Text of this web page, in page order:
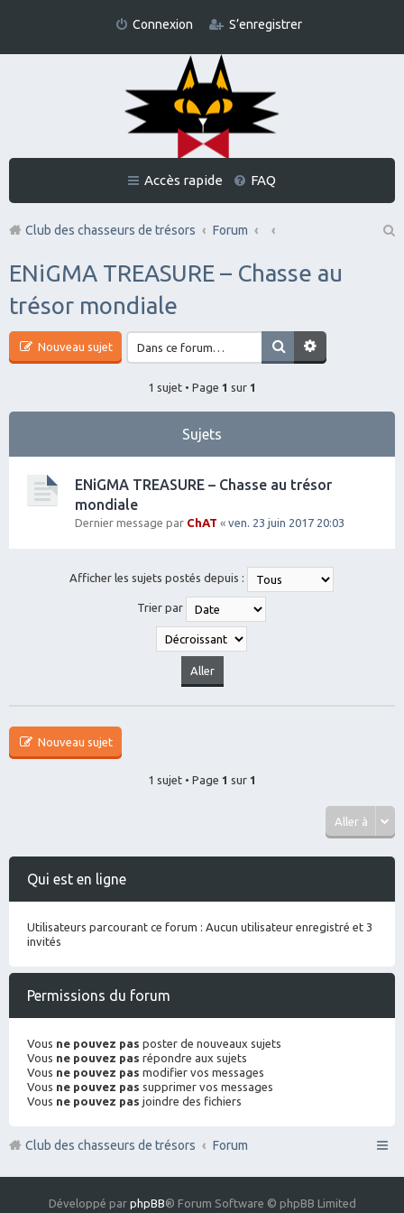
Connexion S’enregistrer
Accès rapide FAQ
Club des chasseurs de trésors
Forum
ENiGMA TREASURE – Chasse au
trésor mondiale
Nouveau sujet
1 sujet • Page 1 sur 1
Sujets
ENiGMA TREASURE – Chasse au trésor
mondiale
Dernier message par ChAT « ven. 23 juin 2017 20:03
Afficher les sujets postés depuis :
Trier par
Nouveau sujet
1 sujet • Page 1 sur 1
Aller à
Qui est en ligne
Utilisateurs parcourant ce forum : Aucun utilisateur enregistré et 3
invités
Permissions du forum
Vous ne pouvez pas poster de nouveaux sujets
Vous ne pouvez pas répondre aux sujets
Vous ne pouvez pas modifier vos messages
Vous ne pouvez pas supprimer vos messages
Vous ne pouvez pas joindre des fichiers
Club des chasseurs de trésors Forum
Développé par phpBB® Forum Software © phpBB Limited